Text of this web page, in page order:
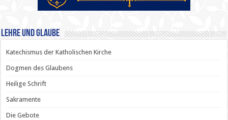
Lehre und Glaube
Katechismus der Katholischen Kirche
Dogmen des Glaubens
Heilige Schrift
Sakramente
Die Gebote